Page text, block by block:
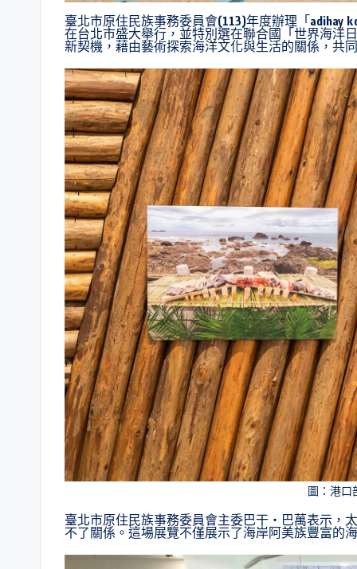
臺北市原住民族事務委員會(113)年度辦理「adihay
在台北市盛大舉行，並特別選在聯合國「世界海洋
新契機，藉由藝術探索海洋文化與生活的關係，共
圖：港口
臺北市原住民族事務委員會主委巴干‧巴萬表示，
不了關係。這場展覽不僅展示了海岸阿美族豐富的